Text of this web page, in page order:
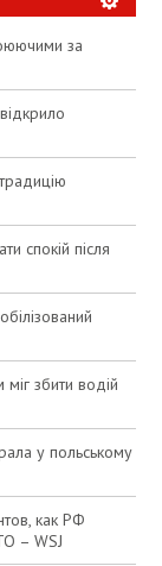
за
спокій після
збити водій
у польському
как РФ
– WSJ